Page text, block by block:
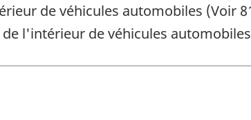
de véhicules automobiles (Voir
l'intérieur de véhicules